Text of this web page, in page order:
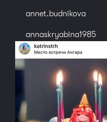
annet.budnikova
annaskryabina1985